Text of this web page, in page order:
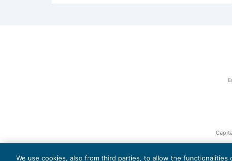
We use cookies, also from third parties, to allow the